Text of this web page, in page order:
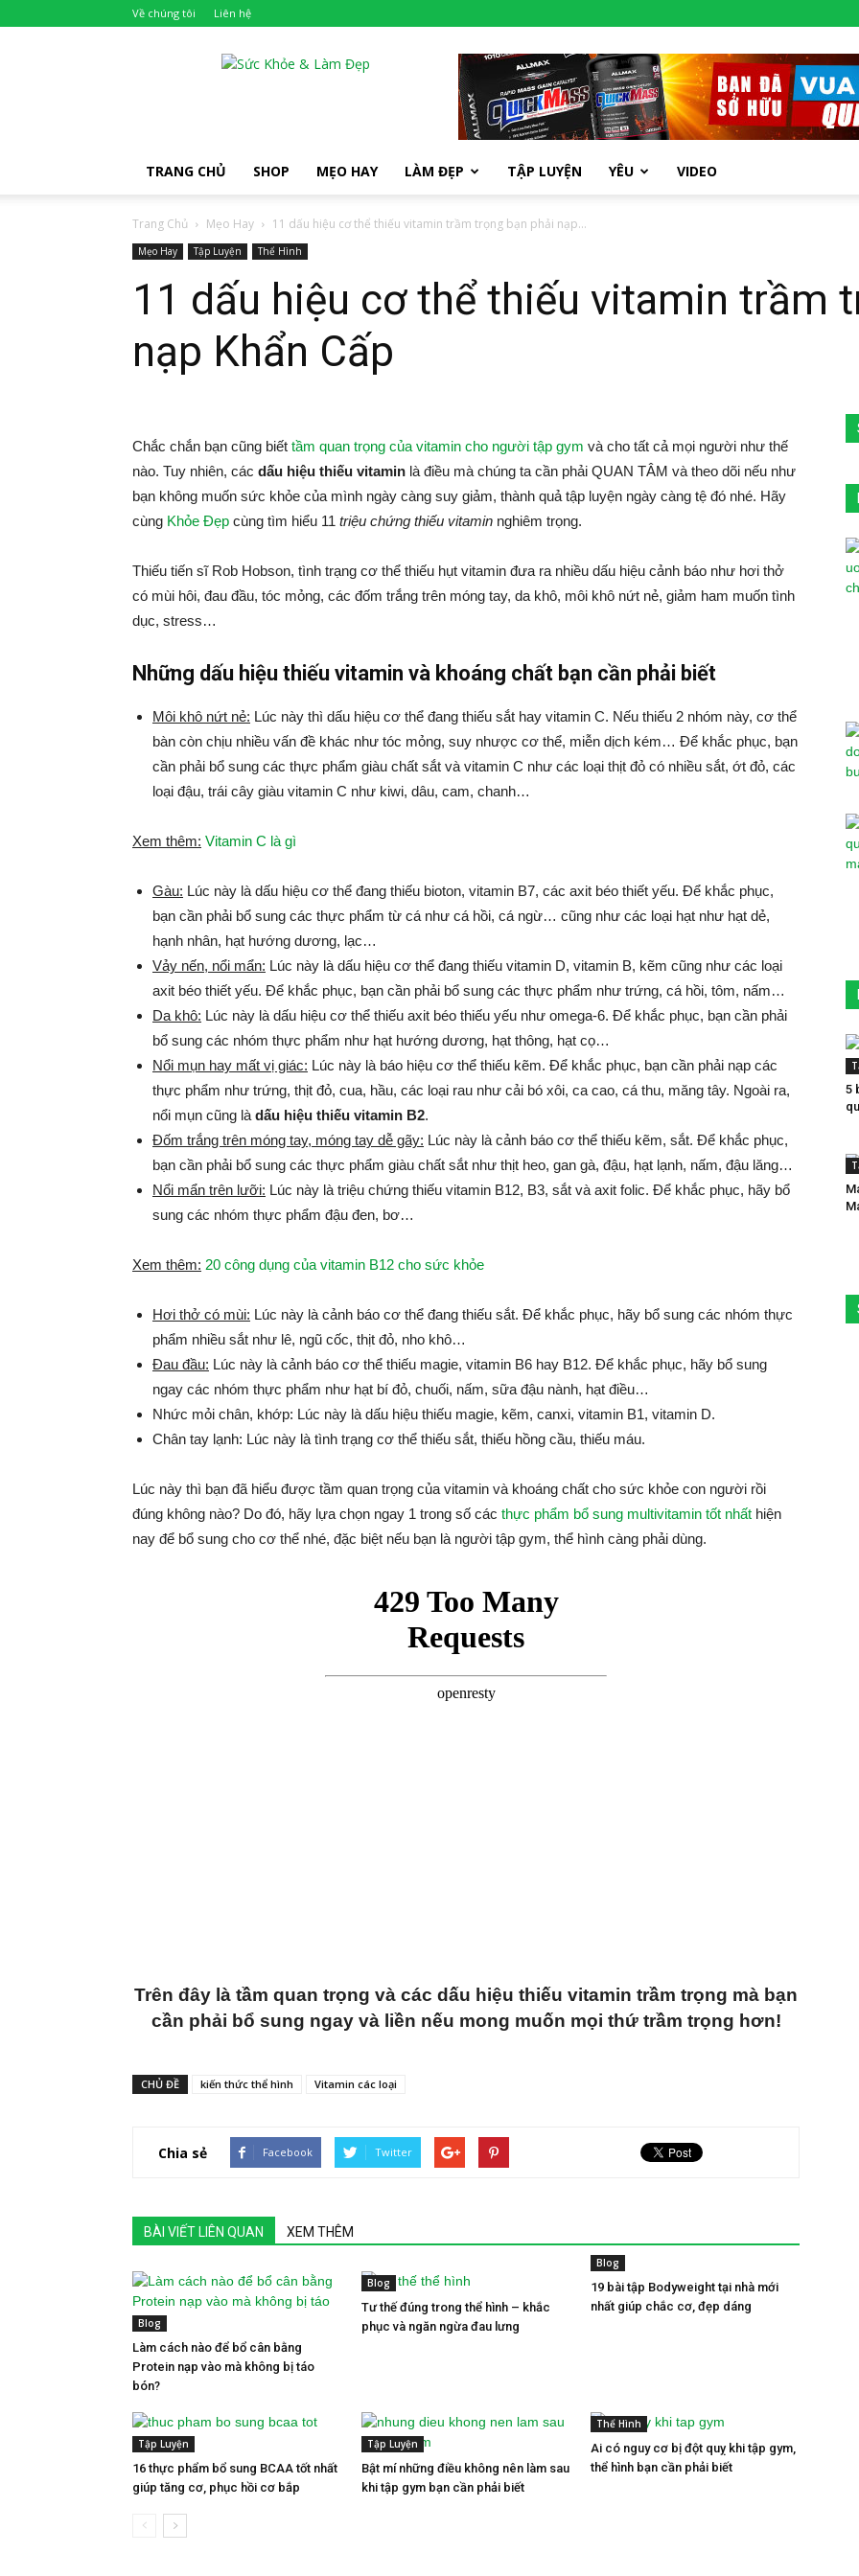
Về chúng tôi Liên hệ
TRANG CHỦ SHOP MẸO HAY LÀM ĐẸP TẬP LUYỆN YÊU VIDEO
Trang Chủ Mẹo Hay 11 dấu hiệu cơ thể thiếu vitamin trầm trọng bạn phải nạp...
Mẹo Hay Tập Luyện Thể Hình
11 dấu hiệu cơ thể thiếu vitamin trầm
nạp Khẩn Cấp
Chắc chắn bạn cũng biết tầm quan trọng của vitamin cho người tập gym và cho tất cả mọi người như thế
nào. Tuy nhiên, các dấu hiệu thiếu vitamin là điều mà chúng ta cần phải QUAN TÂM và theo dõi nếu như
bạn không muốn sức khỏe của mình ngày càng suy giảm, thành quả tập luyện ngày càng tệ đó nhé. Hãy
cùng Khỏe Đẹp cùng tìm hiểu 11 triệu chứng thiếu vitamin nghiêm trọng.
Thiếu tiến sĩ Rob Hobson, tình trạng cơ thể thiếu hụt vitamin đưa ra nhiều dấu hiệu cảnh báo như hơi thở
có mùi hôi, đau đầu, tóc mỏng, các đốm trắng trên móng tay, da khô, môi khô nứt nẻ, giảm ham muốn tình
dục, stress…
Những dấu hiệu thiếu vitamin và khoáng chất bạn cần phải biết
Môi khô nứt nẻ: Lúc này thì dấu hiệu cơ thể đang thiếu sắt hay vitamin C. Nếu thiếu 2 nhóm này, cơ thể
bàn còn chịu nhiều vấn đề khác như tóc mỏng, suy nhược cơ thể, miễn dịch kém… Để khắc phục, bạn
cần phải bổ sung các thực phẩm giàu chất sắt và vitamin C như các loại thịt đỏ có nhiều sắt, ớt đỏ, các
loại đậu, trái cây giàu vitamin C như kiwi, dâu, cam, chanh…
Xem thêm: Vitamin C là gì
Gàu: Lúc này là dấu hiệu cơ thể đang thiếu bioton, vitamin B7, các axit béo thiết yếu. Để khắc phục,
bạn cần phải bổ sung các thực phẩm từ cá như cá hồi, cá ngừ… cũng như các loại hạt như hạt dẻ,
hạnh nhân, hạt hướng dương, lạc…
Vảy nến, nổi mẩn: Lúc này là dấu hiệu cơ thể đang thiếu vitamin D, vitamin B, kẽm cũng như các loại
axit béo thiết yếu. Để khắc phục, bạn cần phải bổ sung các thực phẩm như trứng, cá hồi, tôm, nấm…
Da khô: Lúc này là dấu hiệu cơ thể thiếu axit béo thiếu yếu như omega-6. Để khắc phục, bạn cần phải
bổ sung các nhóm thực phẩm như hạt hướng dương, hạt thông, hạt cọ…
Nổi mụn hay mất vị giác: Lúc này là báo hiệu cơ thể thiếu kẽm. Để khắc phục, bạn cần phải nạp các
thực phẩm như trứng, thịt đỏ, cua, hầu, các loại rau như cải bó xôi, ca cao, cá thu, măng tây. Ngoài ra,
nổi mụn cũng là dấu hiệu thiếu vitamin B2.
Đốm trắng trên móng tay, móng tay dễ gãy: Lúc này là cảnh báo cơ thể thiếu kẽm, sắt. Để khắc phục,
bạn cần phải bổ sung các thực phẩm giàu chất sắt như thịt heo, gan gà, đậu, hạt lạnh, nấm, đậu lăng…
Nổi mẩn trên lưỡi: Lúc này là triệu chứng thiếu vitamin B12, B3, sắt và axit folic. Để khắc phục, hãy bổ
sung các nhóm thực phẩm đậu đen, bơ…
Xem thêm: 20 công dụng của vitamin B12 cho sức khỏe
Hơi thở có mùi: Lúc này là cảnh báo cơ thể đang thiếu sắt. Để khắc phục, hãy bổ sung các nhóm thực
phẩm nhiều sắt như lê, ngũ cốc, thịt đỏ, nho khô…
Đau đầu: Lúc này là cảnh báo cơ thể thiếu magie, vitamin B6 hay B12. Để khắc phục, hãy bổ sung
ngay các nhóm thực phẩm như hạt bí đỏ, chuối, nấm, sữa đậu nành, hạt điều…
Nhức mỏi chân, khớp: Lúc này là dấu hiệu thiếu magie, kẽm, canxi, vitamin B1, vitamin D.
Chân tay lạnh: Lúc này là tình trạng cơ thể thiếu sắt, thiếu hồng cầu, thiếu máu.
Lúc này thì bạn đã hiểu được tầm quan trọng của vitamin và khoáng chất cho sức khỏe con người rồi
đúng không nào? Do đó, hãy lựa chọn ngay 1 trong số các thực phẩm bổ sung multivitamin tốt nhất hiện
nay để bổ sung cho cơ thể nhé, đặc biệt nếu bạn là người tập gym, thể hình càng phải dùng.
Trên đây là tầm quan trọng và các dấu hiệu thiếu vitamin trầm trọng mà bạn
cần phải bổ sung ngay và liền nếu mong muốn mọi thứ trầm trọng hơn!
CHỦ ĐỀ kiến thức thể hình Vitamin các loại
Chia sẻ Facebook Twitter
BÀI VIẾT LIÊN QUAN XEM THÊM
Blog
Làm cách nào để bổ cân bằng
Protein nạp vào mà không bị táo
bón?
Blog
Tư thế đúng trong thể hình – khắc
phục và ngăn ngừa đau lưng
Blog
19 bài tập Bodyweight tại nhà mới
nhất giúp chắc cơ, đẹp dáng
Tập Luyện
16 thực phẩm bổ sung BCAA tốt nhất
giúp tăng cơ, phục hồi cơ bắp
Tập Luyện
Bật mí những điều không nên làm sau
khi tập gym bạn cần phải biết
Thể Hình
Ai có nguy cơ bị đột quỵ khi tập gym,
thể hình bạn cần phải biết
5